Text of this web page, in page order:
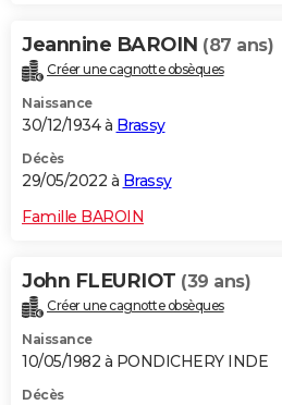
Jeannine BAROIN (87 ans)
Créer une cagnotte obsèques
Naissance
30/12/1934 à Brassy
Décès
29/05/2022 à Brassy
Famille BAROIN
John FLEURIOT (39 ans)
Créer une cagnotte obsèques
Naissance
10/05/1982 à PONDICHERY INDE
Décès